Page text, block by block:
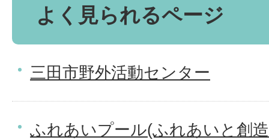
よく見られるページ
三田市野外活動センター
ふれあいプール(ふれあいと創